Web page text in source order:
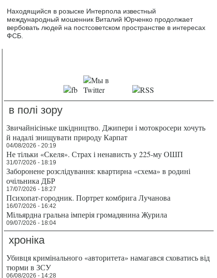
Находящийся в розыске Интерпола известный
международный мошенник Виталий Юрченко продолжает
вербовать людей на постсоветском пространстве в интересах
ФСБ.
в полі зору
Звичайнісіньке шкідництво. Джипери і мотокросери хочуть
й надалі знищувати природу Карпат
04/08/2026 - 20:19
Не тільки «Скеля». Страх і ненависть у 225-му ОШП
31/07/2026 - 18:19
Заборонене розслідування: квартирна «схема» в родині
очільника ДБР
17/07/2026 - 18:27
Психопат-городник. Портрет комбрига Лучанова
16/07/2026 - 16:42
Мільярдна гральна імперія громадянина Журила
09/07/2026 - 18:04
хроніка
Убивця кримінального «авторитета» намагався сховатись від
тюрми в ЗСУ
06/08/2026 - 14:28